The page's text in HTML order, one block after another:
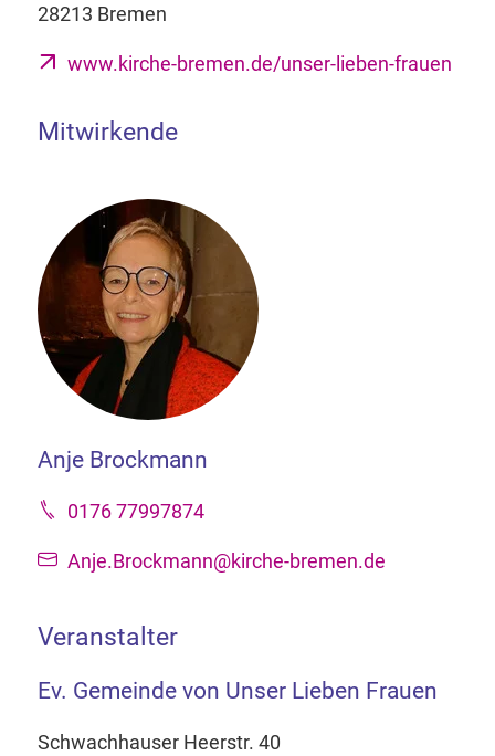
28213 Bremen
www.kirche-bremen.de/unser-lieben-frauen
Mitwirkende
Anje Brockmann
0176 77997874
Anje.Brockmann@kirche-bremen.de
Veranstalter
Ev. Gemeinde von Unser Lieben Frauen
Schwachhauser Heerstr. 40